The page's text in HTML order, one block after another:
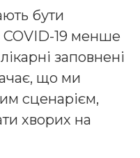
бути
COVID-19 менше
заповнені
що ми
сценарієм,
хворих на